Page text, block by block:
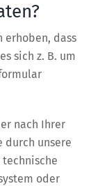
erhoben, dass
sich z. B. um
nach Ihrer
durch unsere
technische
oder